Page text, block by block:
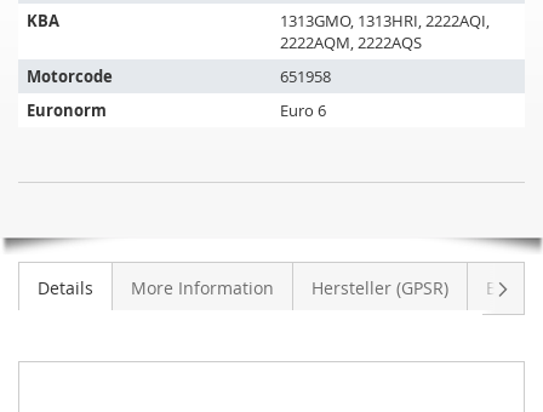
KBA
1313GMO, 1313HRI, 2222AQI,
2222AQM, 2222AQS
Motorcode
651958
Euronorm
Euro 6
Sprinter
3.5t
314
LAGER
Details More Information Hersteller (GPSR)